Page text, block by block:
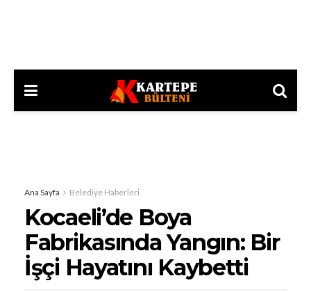
Ana Sayfa Belediye Haberleri
Kocaeli’de Boya
Fabrikasında Yangın: Bir
İşçi Hayatını Kaybetti